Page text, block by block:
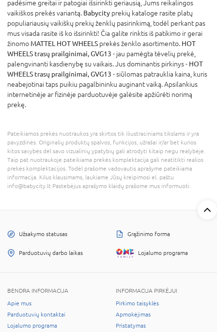
padėsime greitai ir patogiai išsirinkti geriausią, Jums reikalingos
vaikiškos prekės variantą. Babycity prekių kataloge rasite platų
populiariausių vaikiškų prekių ženklų pasirinkimą, todėl perkant pas
mus visada rasite iš ko išsirinkti! Čia galite rinktis iš patikimo ir gerai
žinomo MATTEL HOT WHEELS prekės ženklo asortimento. HOT
WHEELS trasų prailginimai, GVG13 - jau pamėgta tėvelių prekė,
palengvinanti kasdienybę su vaikais. Jus dominantis pirkinys - HOT
WHEELS trasų prailginimai, GVG13 - siūlomas patrauklia kaina, kuris
neabejotinai taps puikiu pagalbininku auginant vaiką. Apsilankius
internetinėje ar fizinėje parduotuvėje galėsite apžiūrėti norimą
prekę.
Pateikiamos prekės nuotraukos yra skirtos tik iliustraciniams tikslams ir yra
pavyzdinės. Originalių produktų spalvos, funkcijos, užrašai ir/ar bet kurios
kitos savybės dėl savo vizualinių ypatybių gali atrodyti kitaip negu realybėje.
Taip pat nuotraukoje pateikiama prekės komplektacija gali neatitikti realios
prekės komplektacijos. Todėl prašome vadovautis aprašyme pateikiama
informacija. Kilus klausimams, laukiame Jūsų kreipimosi el. paštu
info@babycity.lt Pastebėjus aprašymo klaidų prašome mus informuoti.
Užsakymo statusas Grąžinimo forma
Parduotuvių darbo laikas Lojalumo programa
BENDRA INFORMACIJA
Apie mus
Parduotuvių kontaktai
Lojalumo programa
INFORMACIJA PIRKĖJUI
Pirkimo taisyklės
Apmokėjimas
Pristatymas